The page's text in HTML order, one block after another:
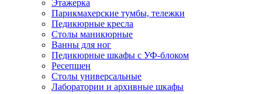
Этажерка
Парикмахерские тумбы, тележки
Педикюрные кресла
Столы маникюрные
Ванны для ног
Педикюрные шкафы с УФ-блоком
Ресепшен
Столы универсальные
Лаборатории и архивные шкафы